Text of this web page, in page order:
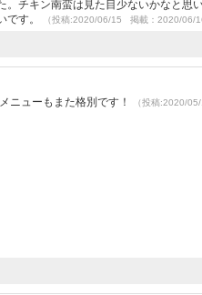
チキン南蛮は見た目少ないかなと思
です。
（投稿:2020/06/15 掲載：2020/06/
ニューもまた格別です！
（投稿:2020/